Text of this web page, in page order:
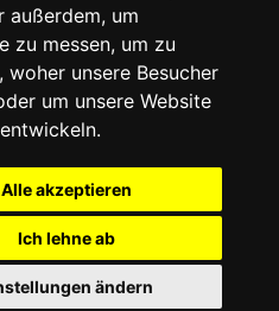
außerdem, um
zu messen, um zu
woher unsere Besucher
um unsere Website
Alle akzeptieren
Ich lehne ab
ändern
Paradies
26